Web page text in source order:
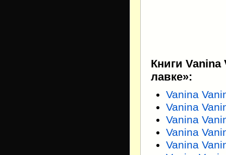
Книги
лавке»:
Vanina
Vanina
Vanina
Vanina
Vanina